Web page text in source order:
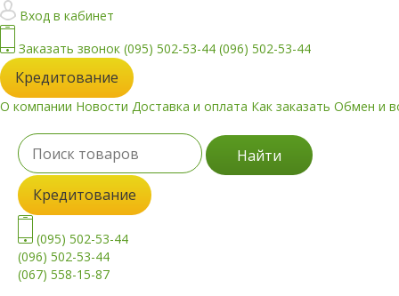
Вход в кабинет
Заказать звонок (095) 502-53-44 (096) 502-53-44
Кредитование
О компании Новости Доставка и оплата Как заказать Обмен и
Найти
Кредитование
(095) 502-53-44
(096) 502-53-44
(067) 558-15-87